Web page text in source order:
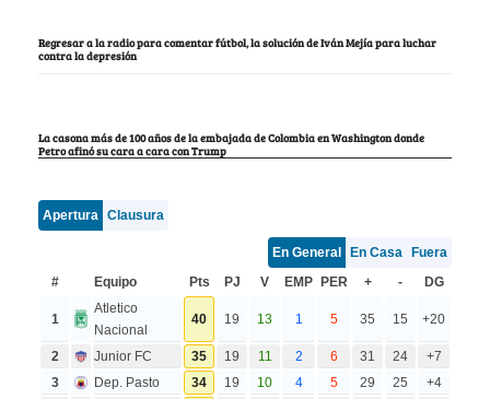
Regresar a la radio para comentar fútbol, la solución de Iván Mejía para luchar
contra la depresión
La casona más de 100 años de la embajada de Colombia en Washington donde
Petro afinó su cara a cara con Trump
Apertura Clausura
En General En Casa
Fuera
#
Equipo Pts PJ V EMP PER + - DG
1
Atletico
Nacional
40 19 13 1 5 35 15 +20
2 Junior FC 35 19 11 2 6 31 24
+7
3
Dep. Pasto 34 19 10 4 5 29 25 +4